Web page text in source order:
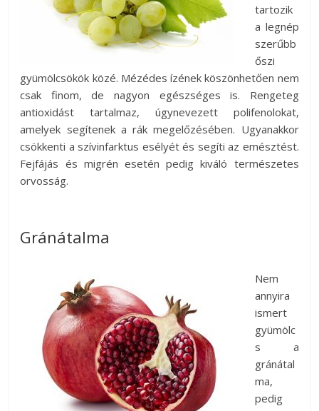
tartozik
a legnép
szerűbb
őszi
gyümölcsökök közé. Mézédes ízének köszönhetően nem
csak finom, de nagyon egészséges is. Rengeteg
antioxidást tartalmaz, úgynevezett polifenolokat,
amelyek segítenek a rák megelőzésében. Ugyanakkor
csökkenti a szívinfarktus esélyét és segíti az emésztést.
Fejfájás és migrén esetén pedig kiváló természetes
orvosság.
Gránátalma
Nem
annyira
ismert
gyümölc
s a
gránátal
ma,
pedig